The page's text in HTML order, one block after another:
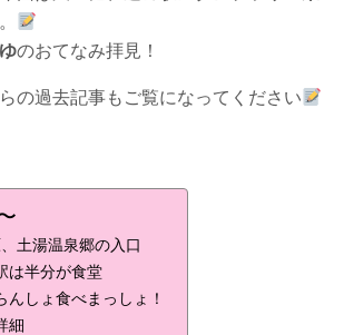
のおてなみ拝見！
の過去記事もご覧になってください
土湯温泉郷の入口
は半分が食堂
んしょ食べまっしょ！
細